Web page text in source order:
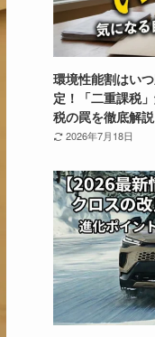
環境性能割はい
定！「二重課税
税の罠を徹底解説
2026年7月18日